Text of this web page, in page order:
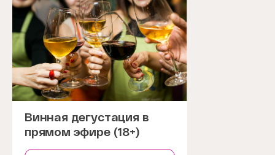
Винная дегустация в
прямом эфире (18+)